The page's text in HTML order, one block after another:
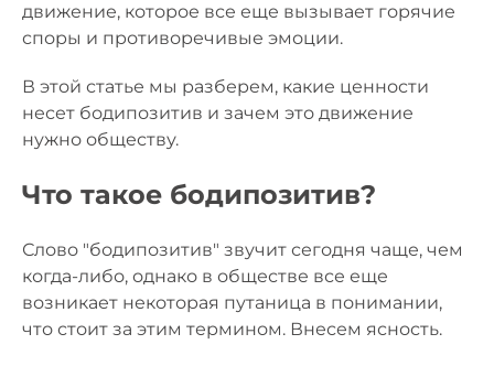
движение, которое все еще вызывает горячие
споры и противоречивые эмоции.
В этой статье мы разберем, какие ценности
несет бодипозитив и зачем это движение
нужно обществу.
Что такое бодипозитив?
Слово "бодипозитив" звучит сегодня чаще, чем
когда-либо, однако в обществе все еще
возникает некоторая путаница в понимании,
что стоит за этим термином. Внесем ясность.